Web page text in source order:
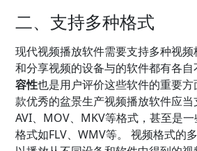
二、支持多种格式
现代视频播放软件需要支持多种视
和分享视频的设备与的软件都有各
容性也是用户评价这些软件的重要
款优秀的盆景生产视频播放软件应当
AVI、MOV、MKV等格式，甚至是
格式如FLV、WMV等。 视频格式的